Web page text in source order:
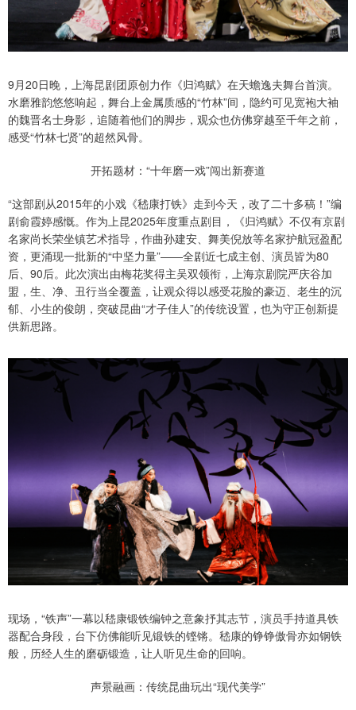
9月20日晚，上海昆剧团原创力作《归鸿赋》在天蟾逸夫舞台首演。
水磨雅韵悠悠响起，舞台上金属质感的“竹林”间，隐约可见宽袍大袖
的魏晋名士身影，追随着他们的脚步，观众也仿佛穿越至千年之前，
感受“竹林七贤”的超然风骨。
开拓题材：“十年磨一戏”闯出新赛道
“这部剧从2015年的小戏《嵇康打铁》走到今天，改了二十多稿！”编
剧俞霞婷感慨。作为上昆2025年度重点剧目，《归鸿赋》不仅有京剧
名家尚长荣坐镇艺术指导，作曲孙建安、舞美倪放等名家护航冠盈配
资，更涌现一批新的“中坚力量”——全剧近七成主创、演员皆为80
后、90后。此次演出由梅花奖得主吴双领衔，上海京剧院严庆谷加
盟，生、净、丑行当全覆盖，让观众得以感受花脸的豪迈、老生的沉
郁、小生的俊朗，突破昆曲“才子佳人”的传统设置，也为守正创新提
供新思路。
现场，“铁声”一幕以嵇康锻铁编钟之意象抒其志节，演员手持道具铁
器配合身段，台下仿佛能听见锻铁的铿锵。嵇康的铮铮傲骨亦如钢铁
般，历经人生的磨砺锻造，让人听见生命的回响。
声景融画：传统昆曲玩出“现代美学”